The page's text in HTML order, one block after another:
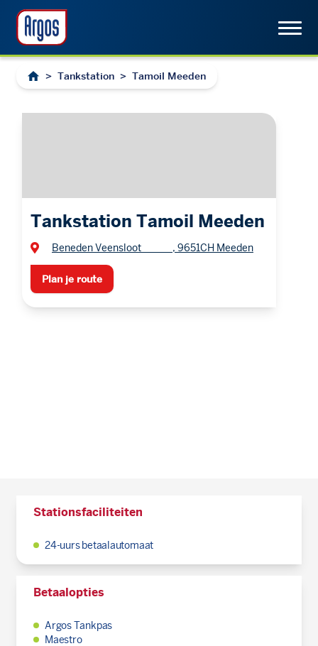
> Tankstation > Tamoil Meeden
Tankstation Tamoil Meeden
Beneden Veensloot , 9651CH Meeden
Plan je route
Stationsfaciliteiten
24-uurs betaalautomaat
Betaalopties
Argos Tankpas
Maestro